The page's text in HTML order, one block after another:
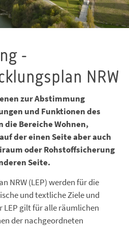
-
NRW
zur Abstimmung
und Funktionen des
die Bereiche Wohnen,
der einen Seite aber auch
oder Rohstoffsicherung
Seite.
NRW (LEP) werden für die
und textliche Ziele und
LEP gilt für alle räumlichen
der nachgeordneten